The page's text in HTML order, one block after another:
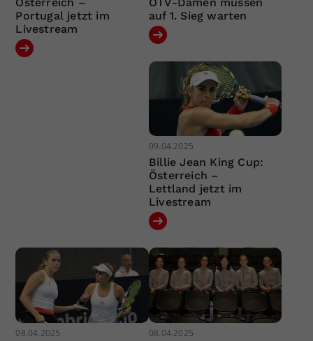
Portugal jetzt im
Livestream
auf 1. Sieg warten
09.04.2025
Billie Jean King Cup:
Österreich –
Lettland jetzt im
Livestream
08.04.2025 08.04.2025